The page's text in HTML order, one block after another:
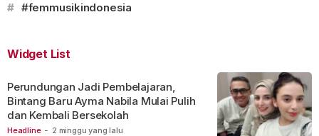
# #femmusikindonesia
Widget List
Headline - 2 minggu yang lalu
Perundungan Jadi Pembelajaran,
Bintang Baru Ayma Nabila Mulai Pulih
dan Kembali Bersekolah